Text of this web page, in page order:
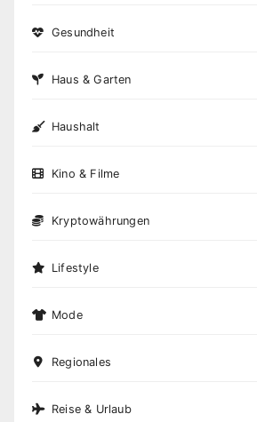
Gesundheit
Haus & Garten
Haushalt
Kino & Filme
Kryptowährungen
Lifestyle
Mode
Regionales
Reise & Urlaub